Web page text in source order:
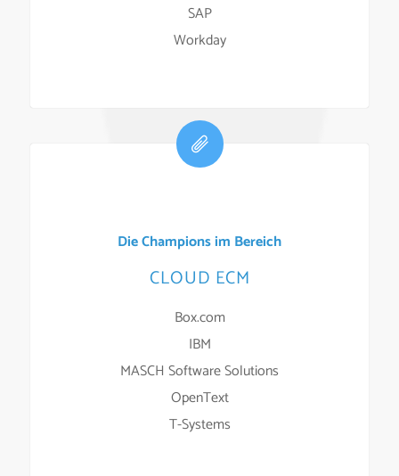
SAP
Workday
Die Champions im Bereich
CLOUD ECM
Box.com
IBM
MASCH Software Solutions
OpenText
T-Systems